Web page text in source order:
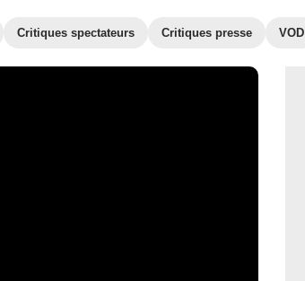
Critiques spectateurs Critiques presse VOD